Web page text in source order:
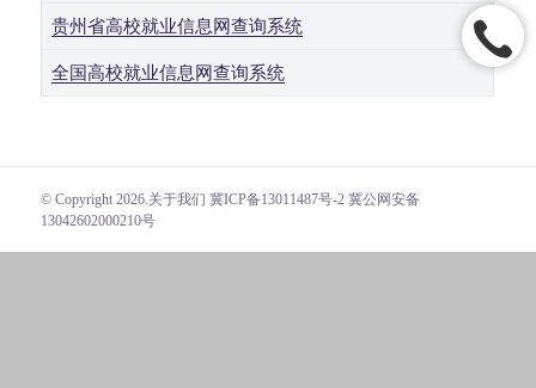
贵州省高校就业信息网查询系统
全国高校就业信息网查询系统
© Copyright 2026. 关于我们 冀ICP备13011487号-2 冀公网安备
13042602000210号